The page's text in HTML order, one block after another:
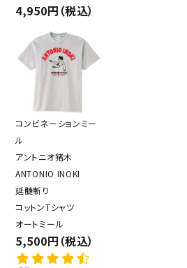
4,950円（税込）
コンビネーションミー
ル
アントニオ猪木
ANTONIO INOKI
延髄斬り
コットンTシャツ
オートミール
5,500円（税込）